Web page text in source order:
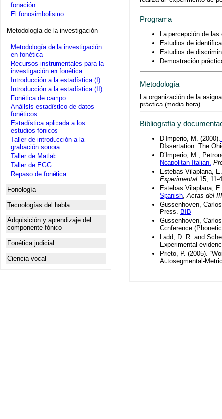
fonación
El fonosimbolismo
Metodología de la investigación
Metodología de la investigación
en fonética
Recursos instrumentales para la
investigación en fonética
Introducción a la estadística (I)
Introducción a la estadística (II)
Fonética de campo
Análisis estadístico de datos
fonéticos
Estadística aplicada a los
estudios fónicos
Taller de introducción a la
grabación sonora
Taller de Matlab
Taller de EGG
Repaso de fonética
Fonología
Tecnologías del habla
Adquisición y aprendizaje del
componente fónico
Fonética judicial
Ciencia vocal
Programa
La percepción de
Estudios de
Estudios de
Demostración
Metodología
La organización de la
práctica (media hora).
Bibliografía y
D’Imperio, M. (2000).
DIssertation. The
D’Imperio, M.,
Neapolitan Italian.
Estebas Vilaplana,
Experimental 15, 11-
Estebas Vilaplana,
Spanish, Actas del
Gussenhoven,
Press. BIB
Gussenhoven,
Conference
Ladd, D. R. and
Experimental
Prieto, P. (2005).
Autosegmental-